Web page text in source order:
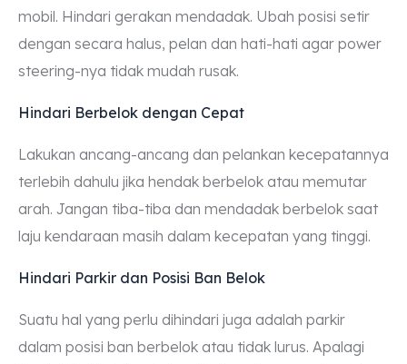
mobil. Hindari gerakan mendadak. Ubah posisi setir
dengan secara halus, pelan dan hati-hati agar power
steering-nya tidak mudah rusak.
Hindari Berbelok dengan Cepat
Lakukan ancang-ancang dan pelankan kecepatannya
terlebih dahulu jika hendak berbelok atau memutar
arah. Jangan tiba-tiba dan mendadak berbelok saat
laju kendaraan masih dalam kecepatan yang tinggi.
Hindari Parkir dan Posisi Ban Belok
Suatu hal yang perlu dihindari juga adalah parkir
dalam posisi ban berbelok atau tidak lurus. Apalagi